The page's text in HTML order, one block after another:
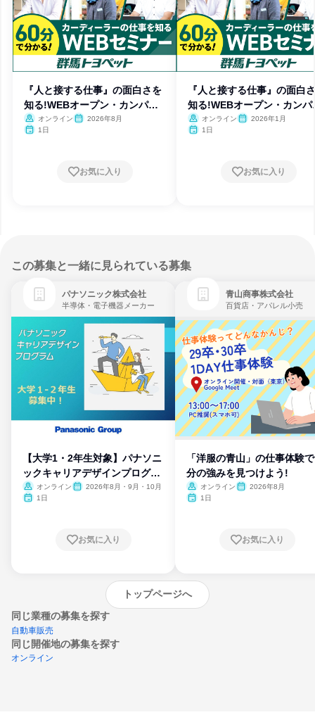
『人と接する仕事』の面白さを
知る!WEBオープン・カンパニ
ー
オンライン
2026年8月
1日
お気に入り
『人と接する仕事』の面白
知る!WEBオープン・カンパ
ー
オンライン
2026年1月
1日
お気に入り
この募集と一緒に見られている募集
パナソニック株式会社
半導体・電子機器メーカー
【大学1・2年生対象】パナソニ
ックキャリアデザインプログラ
ム
オンライン
2026年8月・9月・10月
1日
お気に入り
青山商事株式会社
百貨店・アパレル小売
「洋服の青山」の仕事体験
分の強みを見つけよう!
オンライン
2026年8月
1日
お気に入り
トップページへ
同じ業種の募集を探す
自動車販売
同じ開催地の募集を探す
オンライン